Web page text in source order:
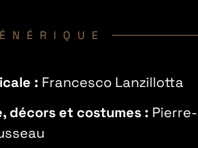
: Francesco Lanzillotta
décors et costumes : Pierre-